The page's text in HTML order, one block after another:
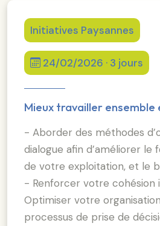
Initiatives Paysannes
24/02/2026 · 3 jours
Mieux travailler ensemble
- Aborder des méthodes
dialogue afin d’améliorer
de votre exploitation, et le
- Renforcer votre cohésion
Optimiser votre
processus de prise de